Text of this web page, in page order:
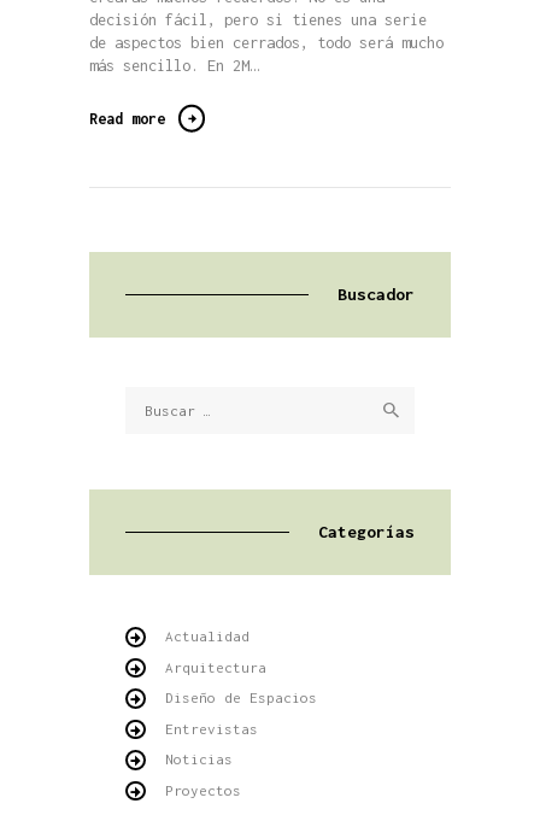
decisión fácil, pero si tienes una serie
de aspectos bien cerrados, todo será mucho
más sencillo. En 2M…
Read more
Buscador
Categorías
Actualidad
Arquitectura
Diseño de Espacios
Entrevistas
Noticias
Proyectos